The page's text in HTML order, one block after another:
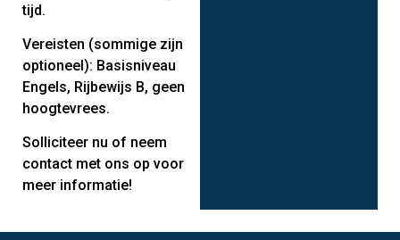
tijd.
Vereisten (sommige zijn
optioneel): Basisniveau
Engels, Rijbewijs B, geen
hoogtevrees.
Solliciteer nu of neem
contact met ons op voor
meer informatie!